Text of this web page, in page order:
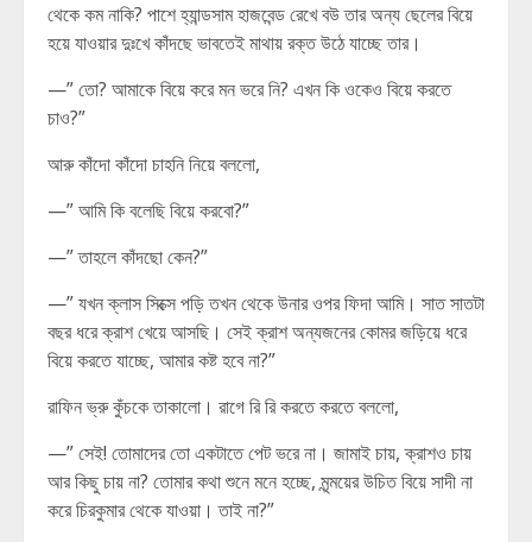
থেকে কম নাকি? পাশে হ্যান্ডসাম হাজবেন্ড রেখে বউ তার অন্য ছেলের বিয়ে
হয়ে যাওয়ার দুঃখে কাঁদছে ভাবতেই মাথায় রক্ত উঠে যাচ্ছে তার।
—” তো? আমাকে বিয়ে করে মন ভরে নি? এখন কি ওকেও বিয়ে করতে
চাও?”
আরু কাঁদো কাঁদো চাহনি নিয়ে বললো,
—” আমি কি বলেছি বিয়ে করবো?”
—” তাহলে কাঁদছো কেন?”
—” যখন ক্লাস সিক্সে পড়ি তখন থেকে উনার ওপর ফিদা আমি। সাত সাতটা
বছর ধরে ক্রাশ খেয়ে আসছি। সেই ক্রাশ অন্যজনের কোমর জড়িয়ে ধরে
বিয়ে করতে যাচ্ছে, আমার কষ্ট হবে না?”
রাফিন ভ্রু কুঁচকে তাকালো। রাগে রি রি করতে করতে বললো,
—” সেই! তোমাদের তো একটাতে পেট ভরে না। জামাই চায়, ক্রাশও চায়
আর কিছু চায় না? তোমার কথা শুনে মনে হচ্ছে, মৃন্ময়ের উচিত বিয়ে সাদী না
করে চিরকুমার থেকে যাওয়া। তাই না?”